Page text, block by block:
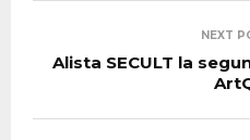
NEXT
Alista SECULT la